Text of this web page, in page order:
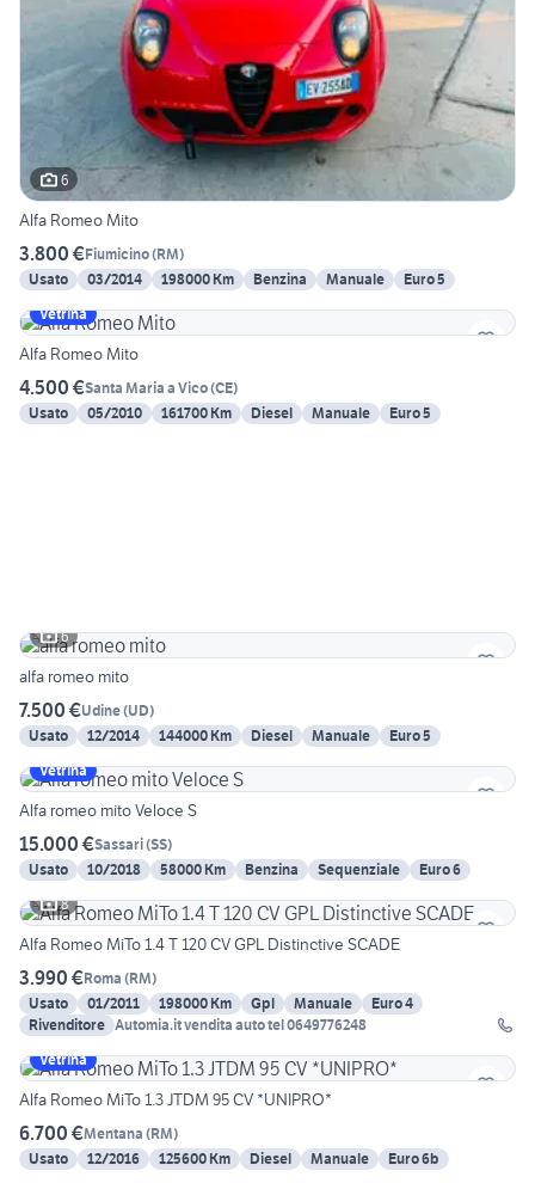
6
Alfa Romeo Mito
3.800 €Fiumicino(RM)
Usato
03/2014 198000 Km Benzina Manuale
Euro 5
Vetrina
Alfa Romeo Mito
4.500 €Santa Maria a Vico(CE)
Usato
05/2010 161700 Km Diesel Manuale Euro 5
6
alfa romeo mito
7.500 €Udine(UD)
Usato
12/2014 144000 Km Diesel Manuale
Euro 5
Vetrina
Alfa romeo mito Veloce S
15.000 €Sassari(SS)
Usato
10/2018 58000 Km Benzina Sequenziale
Euro 6
8
Alfa Romeo MiTo 1.4 T 120 CV GPL Distinctive SCADE
3.990 €Roma (RM)
Usato
01/2011 198000 Km Gpl Manuale
Euro 4
Rivenditore Automia.it vendita auto tel 0649776248
Vetrina
Alfa Romeo MiTo 1.3 JTDM 95 CV *UNIPRO*
6.700 €Mentana (RM)
Usato
12/2016 125600 Km Diesel Manuale Euro 6b